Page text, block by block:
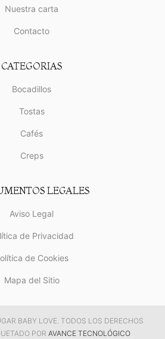
Nuestra carta
Contacto
CATEGORIAS
Bocadillos
Tostas
Cafés
Creps
LEGALES
Aviso Legal
de Privacidad
de Cookies
Mapa del Sitio
BABY LOVE. TODOS LOS DERECHOS
POR AVANCE TECNOLÓGICO